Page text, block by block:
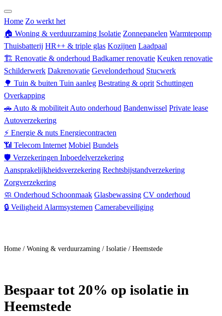
Home Zo werkt het
🏠 Woning & verduurzaming Isolatie Zonnepanelen Warmtepomp
Thuisbatterij HR++ & triple glas Kozijnen Laadpaal
🏗 Renovatie & onderhoud Badkamer renovatie Keuken renovatie
Schilderwerk Dakrenovatie Gevelonderhoud Stucwerk
🌳 Tuin & buiten Tuin aanleg Bestrating & oprit Schuttingen
Overkapping
🚗 Auto & mobiliteit Auto onderhoud Bandenwissel Private lease
Autoverzekering
⚡ Energie & nuts Energiecontracten
📶 Telecom Internet Mobiel Bundels
🛡 Verzekeringen Inboedelverzekering
Aansprakelijkheidsverzekering Rechtsbijstandverzekering
Zorgverzekering
🧼 Onderhoud Schoonmaak Glasbewassing CV onderhoud
🔒 Veiligheid Alarmsystemen Camerabeveiliging
Home / Woning & verduurzaming / Isolatie / Heemstede
Bespaartot 20% op isolatie in
Heemstede